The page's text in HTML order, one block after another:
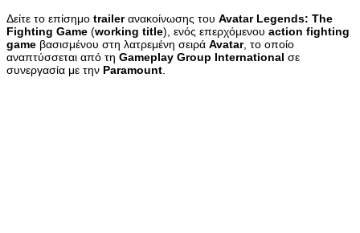
Δείτε το επίσημο trailerανακοίνωσης του Avatar Legends: The
Fighting Game (working title), ενός επερχόμενου action fighting
game βασισμένου στη λατρεμένη σειρά Avatar, το οποίο
αναπτύσσεται από τη Gameplay Group International σε
συνεργασία με την Paramount